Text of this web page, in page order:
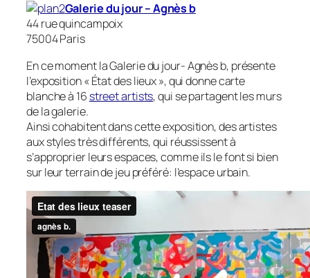
Galerie du jour – Agnès b
44 rue quincampoix
75004 Paris
En ce moment la Galerie du jour- Agnès b, présente
l’exposition « État des lieux », qui donne carte
blanche à 16 street artists, qui se partagent les murs
de la galerie.
Ainsi cohabitent dans cette exposition, des artistes
aux styles très différents, qui réussissent à
s’approprier leurs espaces, comme ils le font si bien
sur leur terrain de jeu préféré: l’espace urbain.